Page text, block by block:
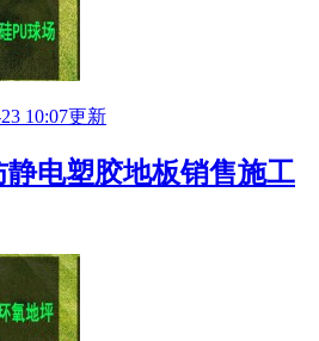
10:07更新
电塑胶地板销售施工